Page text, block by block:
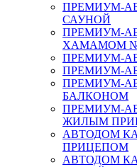
ПРЕМИУМ-
САУНОЙ
ПРЕМИУМ-
ХАМАМОМ
ПРЕМИУМ-
ПРЕМИУМ-
ПРЕМИУМ-
БАЛКОНОМ
ПРЕМИУМ-
ЖИЛЫМ
АВТОДОМ
ПРИЦЕПОМ
АВТОДОМ